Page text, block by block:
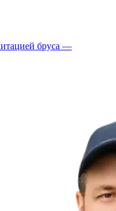
бруса —